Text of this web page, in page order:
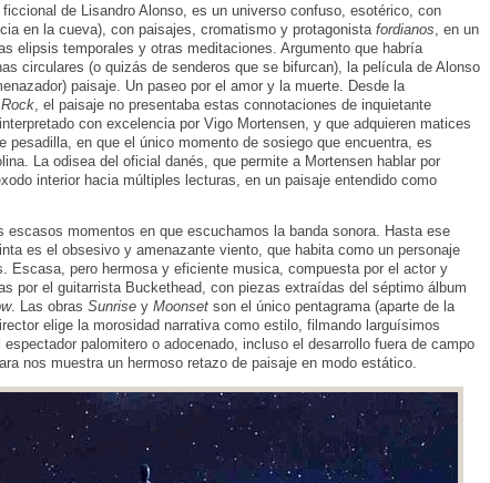
de Lisandro Alonso, es un universo confuso, esotérico, con
en la cueva), con paisajes, cromatismo y protagonista fordianos , en un
elipsis temporales y otras meditaciones. Argumento que habría
circulares (o quizás de senderos que se bifurcan), la película de Alonso
paisaje. Un paseo por el amor y la muerte. Desde la
, el paisaje no presentaba estas connotaciones de inquietante
con excelencia por Vigo Mortensen, y que adquieren matices
pesadilla, en que el único momento de sosiego que encuentra, es
La odisea del oficial danés, que permite a Mortensen hablar por
interior hacia múltiples lecturas, en un paisaje entendido como
escasos momentos en que escuchamos la banda sonora. Hasta ese
es el obsesivo y amenazante viento, que habita como un personaje
Escasa, pero hermosa y eficiente musica, compuesta por el actor y
por el guitarrista Buckethead, con piezas extraídas del séptimo álbum
. Las obras Sunrise y Moonset son el único pentagrama (aparte de la
elige la morosidad narrativa como estilo, filmando larguísimos
palomitero o adocenado, incluso el desarrollo fuera de campo
nos muestra un hermoso retazo de paisaje en modo estático.